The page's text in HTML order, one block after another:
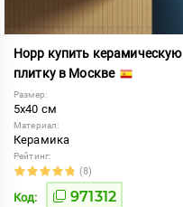
Hopp купить керамическую
плитку в Москве
Размер:
5x40 см
Материал:
Керамика
Рейтинг:
(8)
Код: 971312